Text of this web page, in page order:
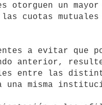
otorguen un mayor
cuotas mutuales
a evitar que
anterior,
entre las
misma